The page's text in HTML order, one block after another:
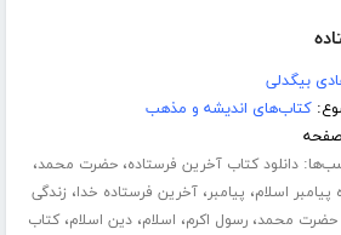
بیگدلی
کتاب‌های اندیشه و مذهب
دانلود کتاب آخرین فرستاده،حضرت محمد،
پیامبر اسلام، پیامبر،آخرین فرستاده خدا، زندگی
حضرت محمد،رسول اکرم، اسلام،دین اسلام،کتاب